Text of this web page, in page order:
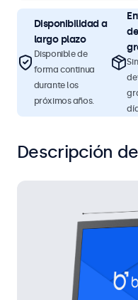
Disponibilidad a
largo plazo
Disponible de
forma continua
durante los
próximos años.
Descripción